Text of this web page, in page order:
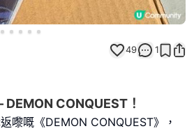
49 1
CONQUEST！
嚟嘅《DEMON CONQUEST》，